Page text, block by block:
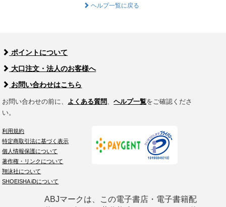
ヘルプ一覧に戻る
ポイントについて
大口注文・法人のお客様へ
お問い合わせはこちら
お問い合わせの前に、 よくある質問、ヘルプ一覧をご確認くださ
い。
利用規約
特定商取引法に基づく表示
個人情報保護について
著作権・リンクについて
翔泳社について
SHOEISHA iDについて
ABJマークは、この電子書店・電子書籍配